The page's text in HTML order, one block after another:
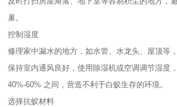
巢。
控制湿度
修理家中漏水的地方，如水管、水龙头、屋顶等
保持室内通风良好，使用除湿机或空调调节湿度
40%-60% 之间，营造不利于白蚁生存的环境。
选择抗蚁材料